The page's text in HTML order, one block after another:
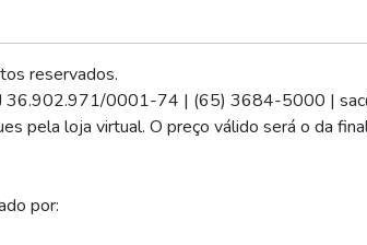
reservados.
36.902.971/0001-74 | (65) 3684-5000 |
pela loja virtual. O preço válido será o da
por: